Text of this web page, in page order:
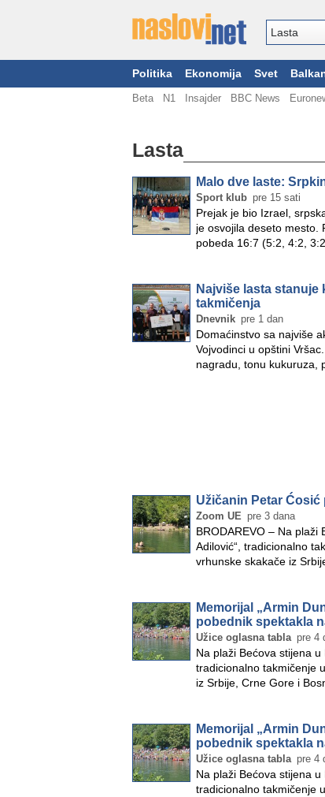
Politika Ekonomija Svet
Beta N1 Insajder BBC News
Lasta
Malo dve laste:
Sport klub pre 15 sati
Prejak je bio Izrael,
je osvojila deseto mesto.
pobeda 16:7 (5:2, 4:2,
Najviše lasta
takmičenja
Dnevnik pre 1 dan
Domaćinstvo sa najviše
Vojvodinci u opštini
nagradu, tonu kukuruza,
Užičanin Petar
Zoom UE pre 3 dana
BRODAREVO – Na plaži
Adilović“, tradicionalno
vrhunske skakače iz
Memorijal „Armin
pobednik spektakla
Užice oglasna tabla pre 4
Na plaži Bećova stijena u
tradicionalno takmičenje
iz Srbije, Crne Gore i
Memorijal „Armin
pobednik spektakla
Užice oglasna tabla pre 4
Na plaži Bećova stijena u
tradicionalno takmičenje